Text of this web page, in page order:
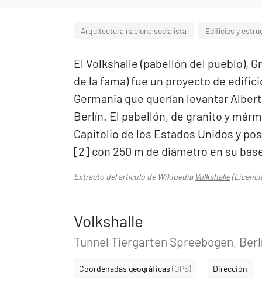
Arquitectura nacionalsocialista Edificios y
El Volkshalle (pabellón del pueblo),
de la fama) fue un proyecto de
Germania que querían levantar
Berlín. El pabellón, de granito y
Capitolio de los Estados Unidos y
[2]​ con 250 m de diámetro en su
Extracto del artículo de Wikipedia Volkshalle
Volkshalle
Tunnel Tiergarten Spreebogen,
Coordenadas geográficas (GPS) Dirección